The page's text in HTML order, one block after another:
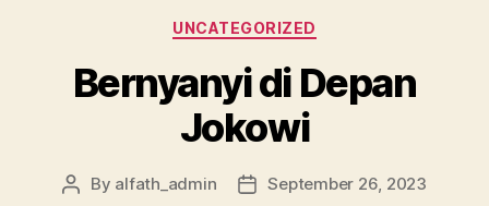
UNCATEGORIZED
Bernyanyi di Depan
Jokowi
By alfath_admin
September 26, 2023